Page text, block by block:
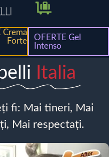
Crema
Forte
OFERTE Gel
Intenso
Italia
fi: Mai tineri, Mai
Mai respectați.